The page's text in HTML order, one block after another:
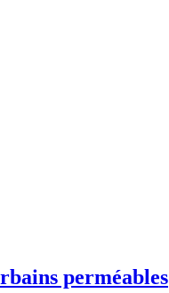
perméables